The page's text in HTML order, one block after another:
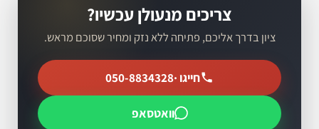
צריכים מנעולן עכשיו?
ציון בדרך אליכם, פתיחה ללא נזק ומחיר שסוכם מראש.
חייגו ·050-8834328
וואטסאפ